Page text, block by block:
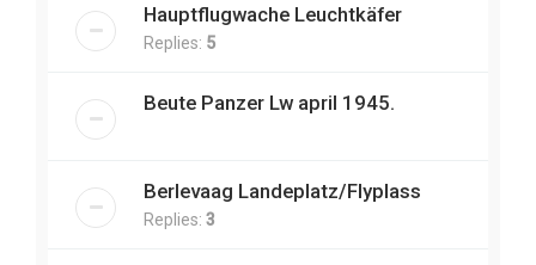
Hauptflugwache Leuchtkäfer
Replies: 5
Beute Panzer Lw april 1945.
Berlevaag Landeplatz/Flyplass
Replies: 3